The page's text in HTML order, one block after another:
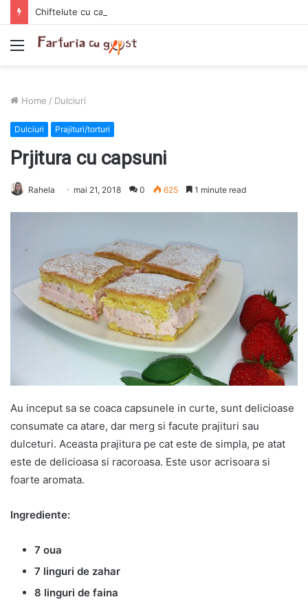
Chiftelute cu cartofi si smantana la cuptor
Menu
Home / Dulciuri
Dulciuri Prajituri/torturi
Prjitura cu capsuni
Rahela mai 21, 2018 0 625 1 minute read
Au inceput sa se coaca capsunele in curte, sunt delicioase
consumate ca atare, dar merg si facute prajituri sau
dulceturi. Aceasta prajitura pe cat este de simpla, pe atat
este de delicioasa si racoroasa. Este usor acrisoara si
foarte aromata.
Ingrediente:
7 oua
7 linguri de zahar
8 linguri de faina